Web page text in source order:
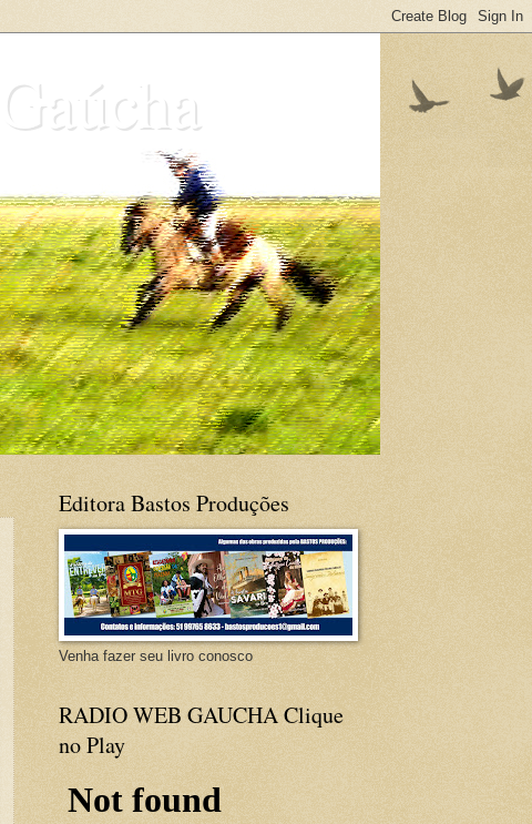
Editora Bastos Produções
Venha fazer seu livro conosco
RADIO WEB GAUCHA Clique
no Play